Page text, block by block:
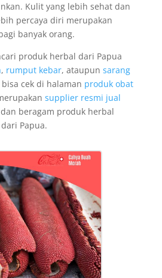
Kulit yang lebih sehat dan
percaya diri merupakan
banyak orang.
produk herbal dari Papua
, rumput kebar, ataupun sarang
bisa cek di halaman produk obat
supplier resmi jual
dan beragam produk herbal
Papua.